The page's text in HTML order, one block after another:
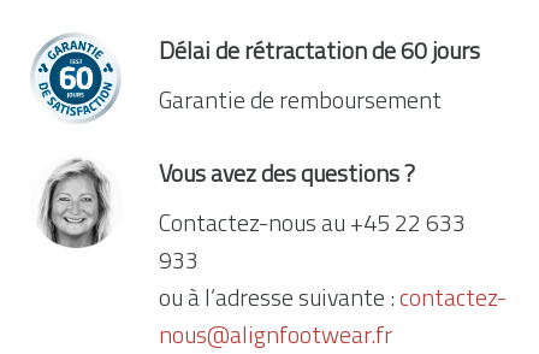
Délai de rétractation de 60 jours
Garantie de remboursement
Vous avez des questions ?
Contactez-nous au +45 22 633
933
ou à l’adresse suivante :contactez-
nous@alignfootwear.fr